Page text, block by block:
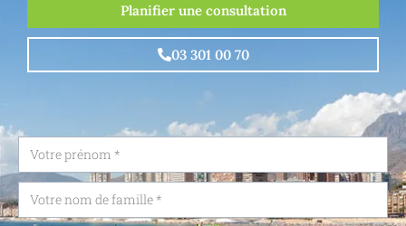
Planifier une consultation
03 301 00 70